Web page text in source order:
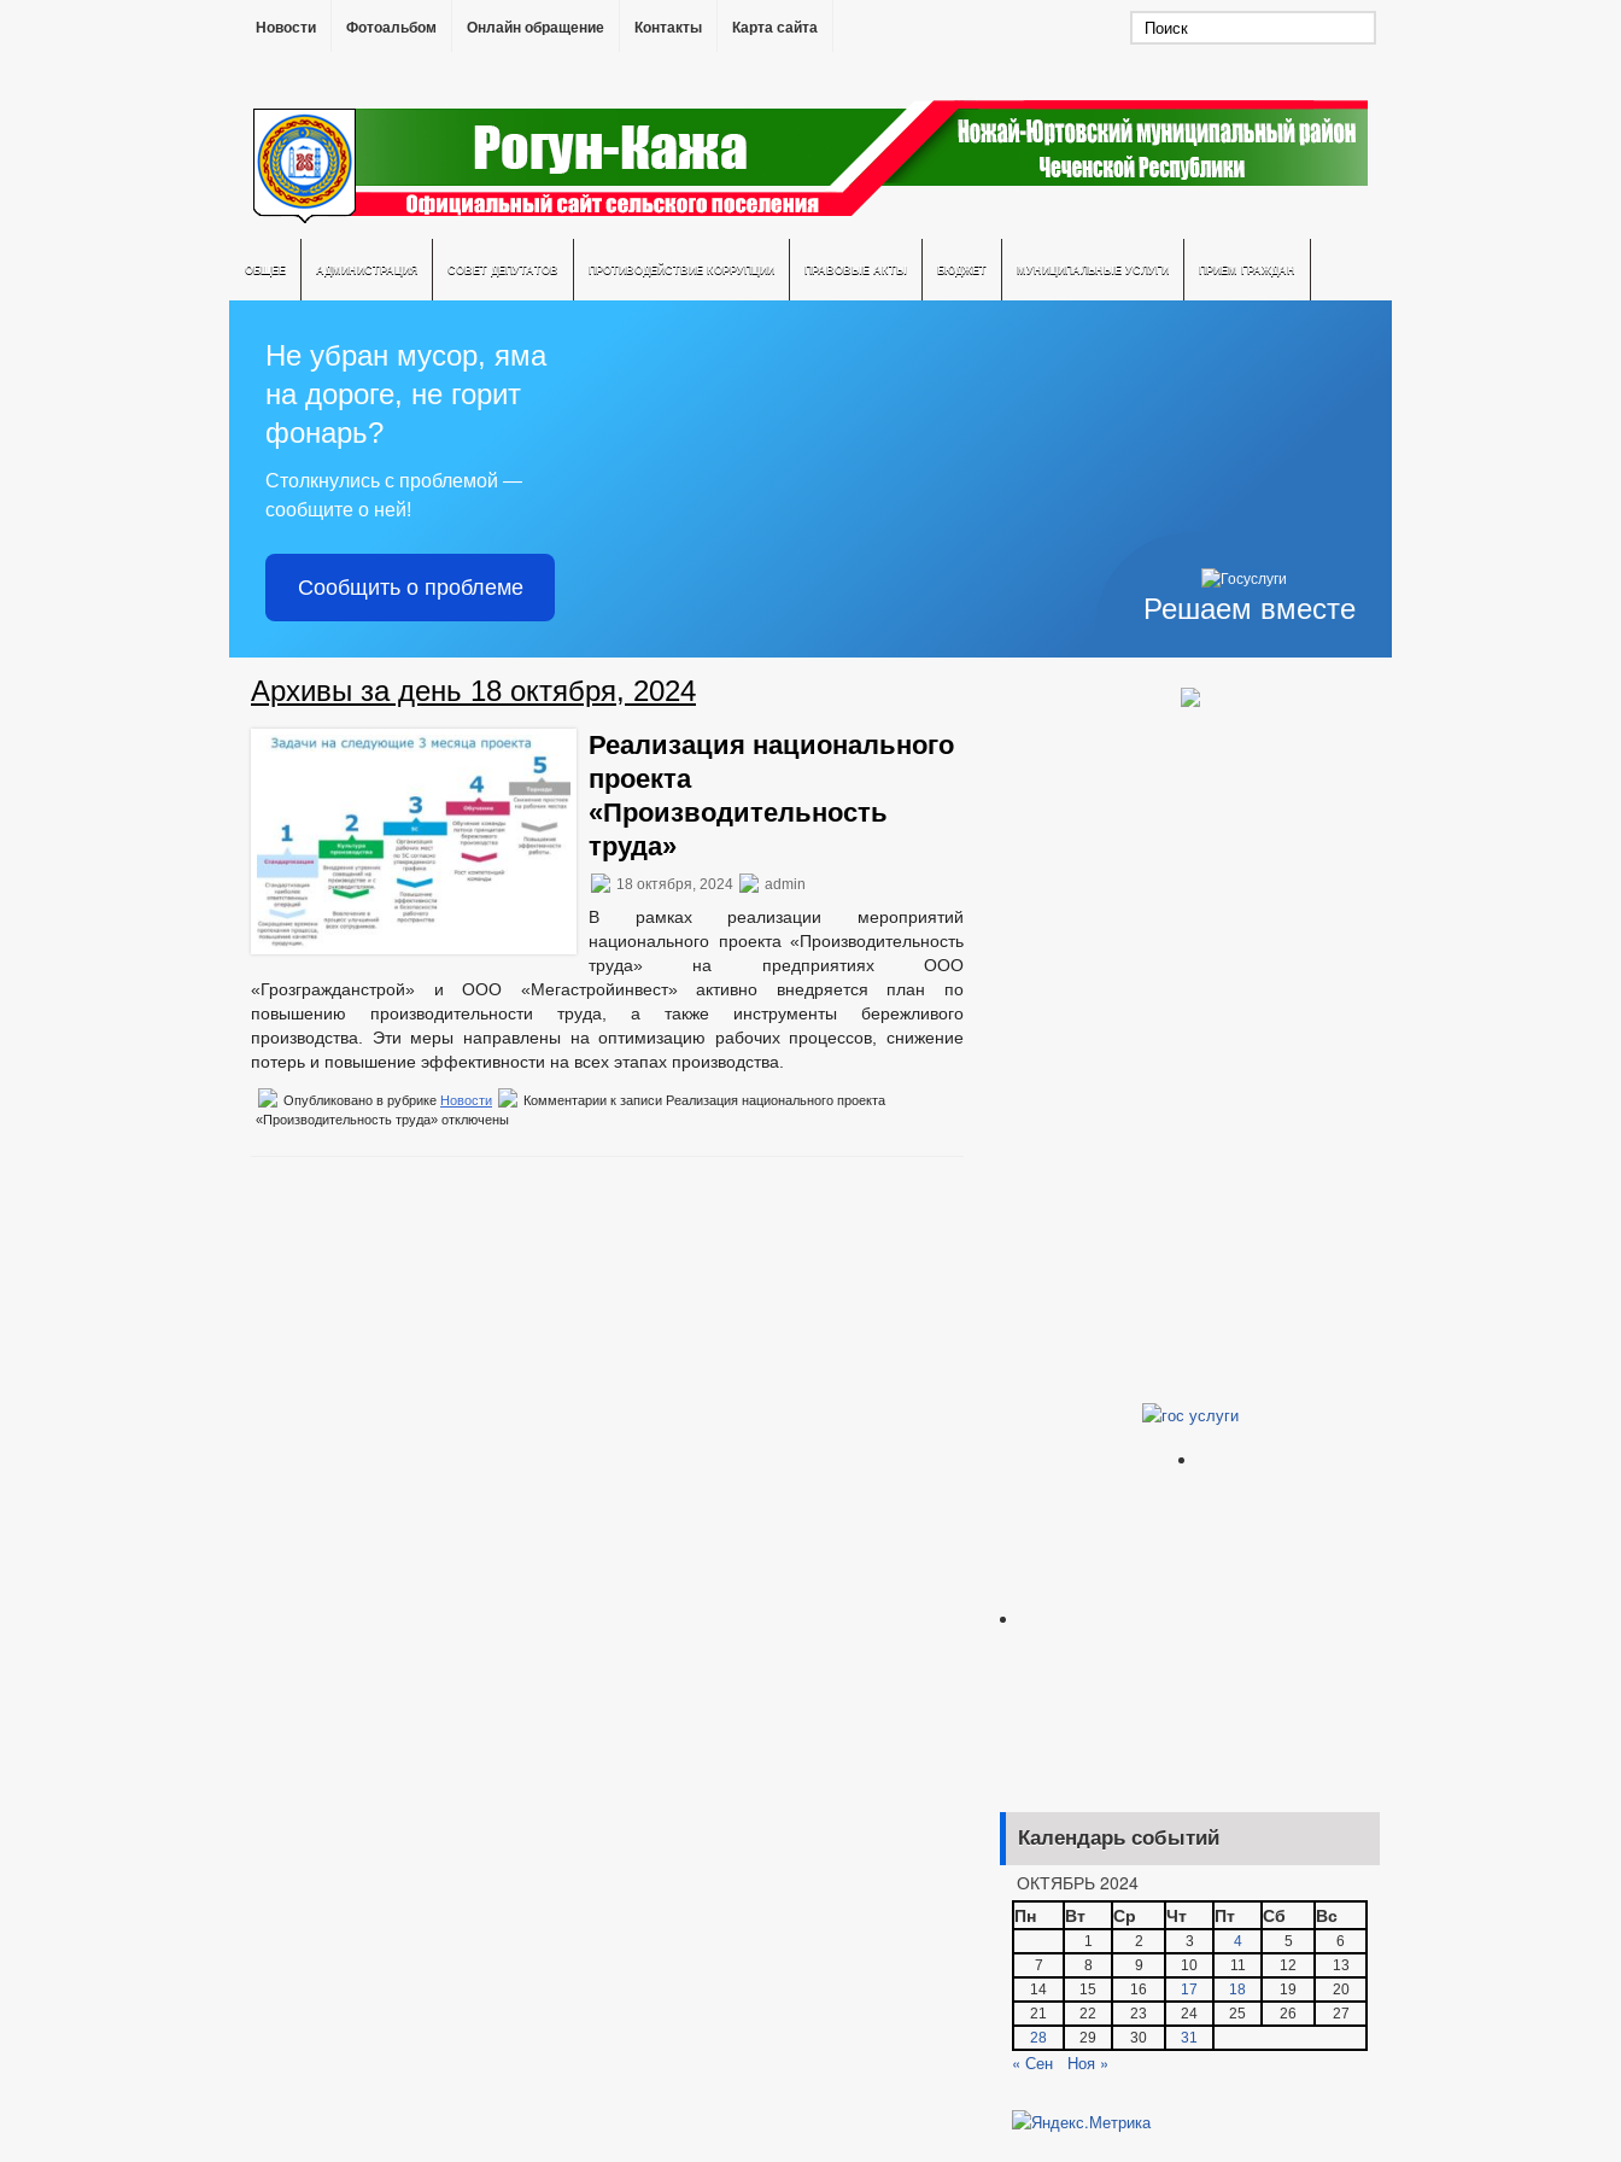
Новости Фотоальбом Онлайн обращение Контакты Карта сайта
ОБЩЕЕ АДМИНИСТРАЦИЯ СОВЕТ ДЕПУТАТОВ ПРОТИВОДЕЙСТВИЕ КОРРУПЦИИ ПРАВОВЫЕ АКТЫ БЮДЖЕТ МУНИЦИПАЛЬНЫЕ УСЛУГИ ПРИЕМ ГРАЖДАН
Решаем вместе
Не убран мусор, яма
на дороге, не горит
фонарь?
Столкнулись с проблемой —
сообщите о ней!
Сообщить о проблеме
Архивы за день 18 октября, 2024
Реализация национального
проекта
«Производительность
труда»
18 октября, 2024 admin
В рамках реализации мероприятий
национального проекта «Производительность
труда» на предприятиях ООО
«Грозгражданстрой» и ООО «Мегастройинвест» активно внедряется план по
повышению производительности труда, а также инструменты бережливого
производства. Эти меры направлены на оптимизацию рабочих процессов, снижение
потерь и повышение эффективности на всех этапах производства.
Опубликовано в рубрике Новости Комментарии к записи Реализация национального проекта
«Производительность труда» отключены
Календарь событий
ОКТЯБРЬ 2024
Пн
Вт Ср Чт Пт Сб Вс
1 2 3 4 5
6
7
8 9 10 11 12
13
14
15 16 17 18 19
20
21
22 23 24 25 26
27
28
29 30 31
« Сен Ноя »